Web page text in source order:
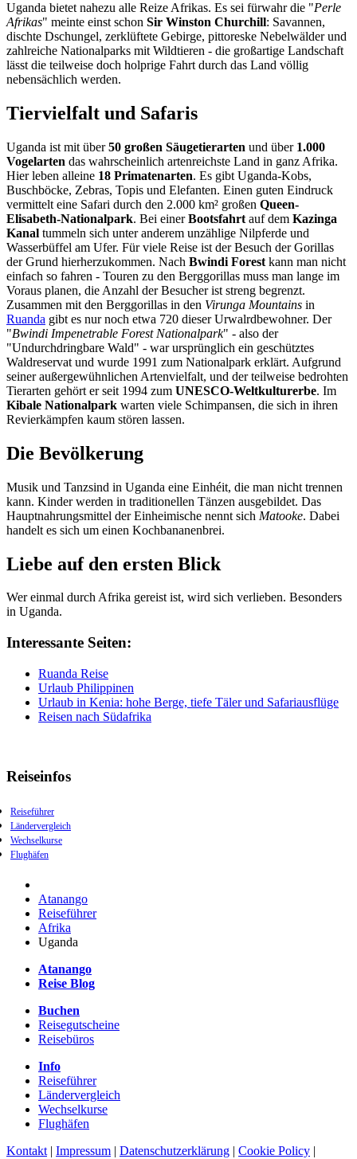
Uganda bietet nahezu alle Reize Afrikas. Es sei fürwahr die "Perle
Afrikas" meinte einst schon Sir Winston Churchill: Savannen,
dischte Dschungel, zerklüftete Gebirge, pittoreske Nebelwälder und
zahlreiche Nationalparks mit Wildtieren - die großartige Landschaft
lässt die teilweise doch holprige Fahrt durch das Land völlig
nebensächlich werden.
Tiervielfalt und Safaris
Uganda ist mit über50 großen Säugetierarten und über 1.000
Vogelarten das wahrscheinlich artenreichste Land in ganz Afrika.
Hier leben alleine 18 Primatenarten. Es gibt Uganda-Kobs,
Buschböcke, Zebras, Topis und Elefanten. Einen guten Eindruck
vermittelt eine Safari durch den 2.000 km² großen Queen-
Elisabeth-Nationalpark. Bei einerBootsfahrt auf dem Kazinga
Kanal tummeln sich unter anderem unzählige Nilpferde und
Wasserbüffel am Ufer. Für viele Reise ist der Besuch der Gorillas
der Grund hierherzukommen. Nach Bwindi Forest kann man nicht
einfach so fahren - Touren zu den Berggorillas muss man lange im
Voraus planen, die Anzahl der Besucher ist streng begrenzt.
Zusammen mit den Berggorillas in den Virunga Mountains in
Ruanda gibt es nur noch etwa 720 dieser Urwalrdbewohner. Der
"Bwindi Impenetrable Forest Nationalpark" - also der
"Undurchdringbare Wald" - war ursprünglich ein geschütztes
Waldreservat und wurde 1991 zum Nationalpark erklärt. Aufgrund
seiner außergewühnlichen Artenvielfalt, und der teilweise bedrohten
Tierarten gehört er seit 1994 zum UNESCO-Weltkulturerbe. Im
Kibale Nationalpark warten viele Schimpansen, die sich in ihren
Revierkämpfen kaum stören lassen.
Die Bevölkerung
Musik und Tanzsind in Uganda eine Einhéit, die man nicht trennen
kann. Kinder werden in traditionellen Tänzen ausgebildet. Das
Hauptnahrungsmittel der Einheimische nennt sich Matooke. Dabei
handelt es sich um einen Kochbananenbrei.
Liebe auf den ersten Blick
Wer einmal durch Afrika gereist ist, wird sich verlieben. Besonders
in Uganda.
Interessante Seiten:
Ruanda Reise
Urlaub Philippinen
Urlaub in Kenia: hohe Berge, tiefe Täler und Safariausflüge
Reisen nach Südafrika
Reiseinfos
Reiseführer
Ländervergleich
Wechselkurse
Flughäfen
Atanango
Reiseführer
Afrika
Uganda
Atanango
Reise Blog
Buchen
Reisegutscheine
Reisebüros
Info
Reiseführer
Ländervergleich
Wechselkurse
Flughäfen
Kontakt | Impressum | Datenschutzerklärung | Cookie Policy |